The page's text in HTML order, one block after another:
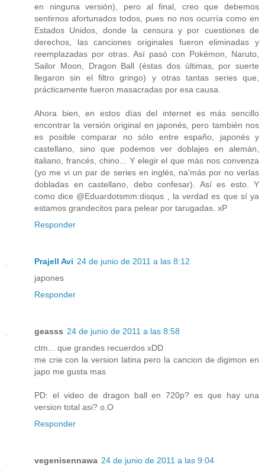
en ninguna versión), pero al final, creo que debemos
sentirnos afortunados todos, pues no nos ocurría como en
Estados Unidos, donde la censura y por cuestiones de
derechos, las canciones originales fueron eliminadas y
reemplazadas por otras. Así pasó con Pokémon, Naruto,
Sailor Moon, Dragon Ball (éstas dos últimas, por suerte
llegaron sin el filtro gringo) y otras tantas series que,
prácticamente fueron masacradas por esa causa.
Ahora bien, en estos días del internet es más sencillo
encontrar la versión original en japonés, pero también nos
es posible comparar no sólo entre españo, japonés y
castellano, sino que podemos ver doblajes en alemán,
italiano, francés, chino... Y elegir el que más nos convenza
(yo me vi un par de series en inglés, na'más por no verlas
dobladas en castellano, debo confesar). Así es esto. Y
como dice @Eduardotsmm:disqus , la verdad es que sí ya
estamos grandecitos para pelear por tarugadas. xP
Responder
Prajell Avi 24 de junio de 2011 a las 8:12
japones
Responder
geasss 24 de junio de 2011 a las 8:58
ctm... que grandes recuerdos xDD
me crie con la version latina pero la cancion de digimon en
japo me gusta mas
PD: el video de dragon ball en 720p? es que hay una
version total asi? o.O
Responder
vegenisennawa 24 de junio de 2011 a las 9:04